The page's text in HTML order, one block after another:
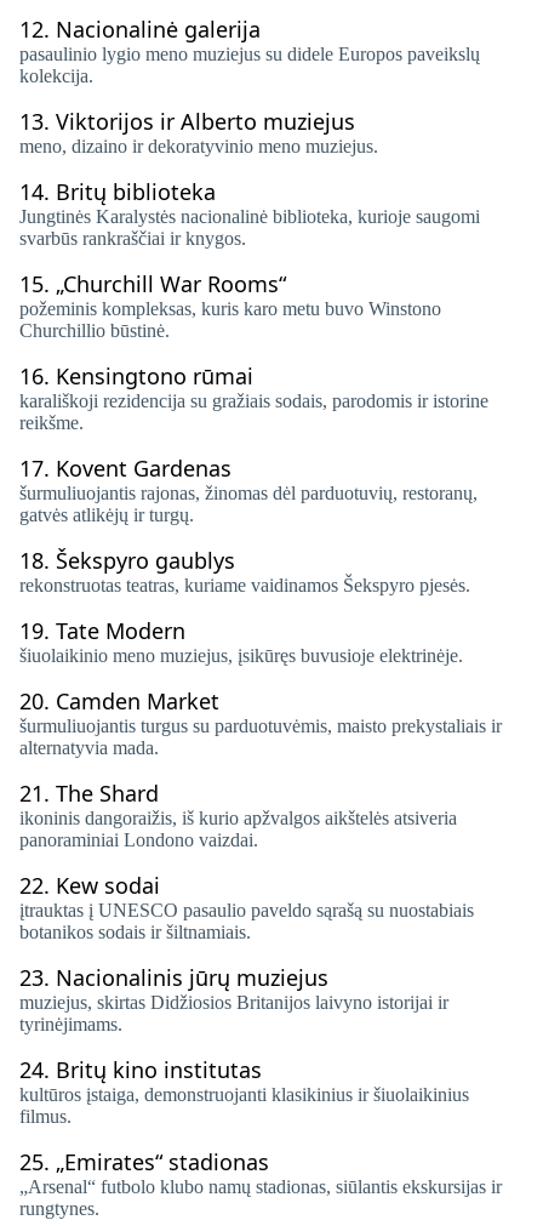
12. Nacionalinė galerija
pasaulinio lygio meno muziejus su didele Europos paveikslų
kolekcija.
13. Viktorijos ir Alberto muziejus
meno, dizaino ir dekoratyvinio meno muziejus.
14. Britų biblioteka
Jungtinės Karalystės nacionalinė biblioteka, kurioje saugomi
svarbūs rankraščiai ir knygos.
15. „Churchill War Rooms“
požeminis kompleksas, kuris karo metu buvo Winstono
Churchillio būstinė.
16. Kensingtono rūmai
karališkoji rezidencija su gražiais sodais, parodomis ir istorine
reikšme.
17. Kovent Gardenas
šurmuliuojantis rajonas, žinomas dėl parduotuvių, restoranų,
gatvės atlikėjų ir turgų.
18. Šekspyro gaublys
rekonstruotas teatras, kuriame vaidinamos Šekspyro pjesės.
19. Tate Modern
šiuolaikinio meno muziejus, įsikūręs buvusioje elektrinėje.
20. Camden Market
šurmuliuojantis turgus su parduotuvėmis, maisto prekystaliais ir
alternatyvia mada.
21. The Shard
ikoninis dangoraižis, iš kurio apžvalgos aikštelės atsiveria
panoraminiai Londono vaizdai.
22. Kew sodai
įtrauktas į UNESCO pasaulio paveldo sąrašą su nuostabiais
botanikos sodais ir šiltnamiais.
23. Nacionalinis jūrų muziejus
muziejus, skirtas Didžiosios Britanijos laivyno istorijai ir
tyrinėjimams.
24. Britų kino institutas
kultūros įstaiga, demonstruojanti klasikinius ir šiuolaikinius
filmus.
25. „Emirates“ stadionas
„Arsenal“ futbolo klubo namų stadionas, siūlantis ekskursijas ir
rungtynes.